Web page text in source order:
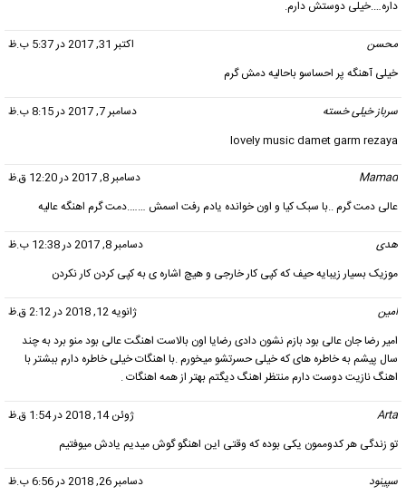
داره….خیلی دوستش دارم.
محسن
اکتبر 31, 2017 در 5:37 ب.ظ
خیلی آهنگه پر احساسو باحالیه دمش گرم
سرباز خیلی خسته
دسامبر 7, 2017 در 8:15 ب.ظ
lovely music damet garm rezaya
Mamad
دسامبر 8, 2017 در 12:20 ق.ظ
عالی دمت گرم ..با سبک کیا و اون خوانده یادم رفت اسمش …….دمت گرم اهنگه عالیه
هدی
دسامبر 8, 2017 در 12:38 ب.ظ
موزیک بسیار زیبایه حیف که کپی کار خارجی و هیچ اشاره ی به کپی کردن کار نکردن
امین
ژانویه 12, 2018 در 2:12 ق.ظ
امیر رضا جان عالی بود بازم نشون دادی رضایا اون بالاست اهنگت عالی بود منو برد به چند
سال پیشم به خاطره های که خیلی حسرتشو میخورم .با اهنگات خیلی خاطره دارم ببشتر با
اهنگ نازیت دوست دارم منتظر اهنگ دیگتم بهتر از همه اهنگات .
Arta
ژوئن 14, 2018 در 1:54 ق.ظ
تو زندگی هر کدوممون یکی بوده که وقتی این اهنگو گوش میدیم یادش میوفتیم
سپینود
دسامبر 26, 2018 در 6:56 ب.ظ